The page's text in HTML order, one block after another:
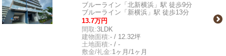
ブルーライン「北新横浜」駅 徒歩9分
ブルーライン「新横浜」駅 徒歩13分
13.7万円
間取:3LDK
建物面積:- / 12.32坪
土地面積:- / -
敷金/礼金:1ヶ月/1ヶ月